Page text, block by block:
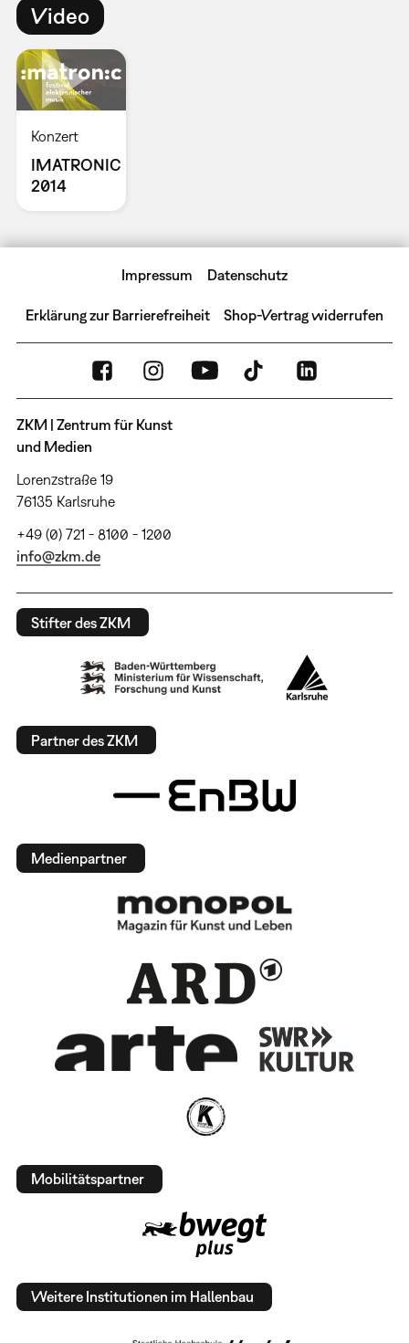
Video
Konzert
IMATRONIC
2014
Impressum Datenschutz
Erklärung zur Barrierefreiheit Shop-Vertrag widerrufen
ZKM | Zentrum für Kunst
und Medien
Lorenzstraße 19
76135 Karlsruhe
+49 (0) 721 - 8100 - 1200
info@zkm.de
Stifter des ZKM
Partner des ZKM
Medienpartner
Mobilitätspartner
Weitere Institutionen im Hallenbau